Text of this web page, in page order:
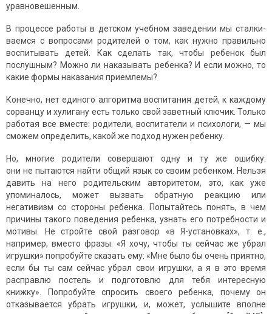
уравновешенным.
В процессе работы в детском учебном заведении мы сталки­
ваемся с вопросами родителей о том, как нужно правильно
воспитывать детей. Как сделать так, чтобы ребенок был
послушным? Можно ли наказывать ребенка? И если можно, то
какие формы наказания приемлемы?
Конечно, нет единого алгоритма воспитания детей, к каждому
сорванцу и хулигану есть только свой заветный ключик. Только
работая все вместе: родители, воспитатели и психологи, — мы
сможем определить, какой же подход нужен ребенку.
Но, многие родители совершают одну и ту же ошибку:
они не пытаются найти общий язык со своим ребенком. Нельзя
давить на него родительским авторитетом, это, как уже
упоминалось, может вызвать обратную реакцию или
негативизм со стороны ребенка. Попытайтесь понять, в чем
причины такого поведения ребенка, узнать его потребности и
мотивы. Не стройте свой разговор «в Я-установках», т. е.,
например, вместо фразы: «Я хочу, чтобы ты сейчас же убрал
игрушки» попробуйте сказать ему: «Мне было бы очень приятно,
если бы ты сам сейчас убрал свои игрушки, а я в это время
расправлю постель и подготовлю для тебя интересную
книжку». Попробуйте спросить своего ребенка, почему он
отказывается убрать игрушки, и, может, услышите вполне